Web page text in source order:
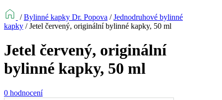
/Bylinné kapky Dr. Popova /Jednodruhové bylinné
kapky /Jetel červený, originální bylinné kapky, 50 ml
Jetel červený, originální
bylinné kapky, 50 ml
0 hodnocení